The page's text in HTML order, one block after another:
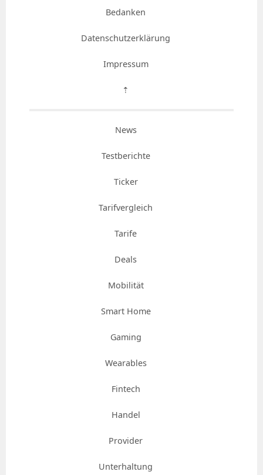
Bedanken
Datenschutzerklärung
Impressum
⇡
News
Testberichte
Ticker
Tarifvergleich
Tarife
Deals
Mobilität
Smart Home
Gaming
Wearables
Fintech
Handel
Provider
Unterhaltung